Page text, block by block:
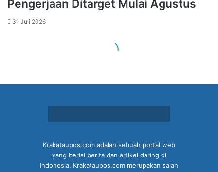
Krakataupos.com adalah sebuah portal web
yang berisi berita dan artikel daring di
Indonesia. Krakataupos.com merupakan salah